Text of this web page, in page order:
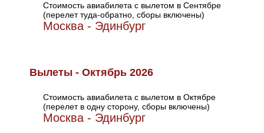
Стоимость авиабилета с вылетом в Сентябре
(перелет туда-обратно, сборы включены)
Москва - Эдинбург
Вылеты - Октябрь 2026
Стоимость авиабилета с вылетом в Октябре
(перелет в одну сторону, сборы включены)
Москва - Эдинбург